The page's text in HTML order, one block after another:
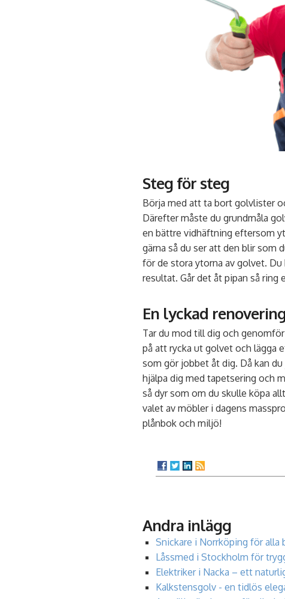
Steg för steg
Börja med att ta bort golvlister
Därefter måste du grundmåla
en bättre vidhäftning eftersom
gärna så du ser att den blir som
för de stora ytorna av golvet.
resultat. Går det åt pipan så ring
En lyckad
Tar du mod till dig och
på att rycka ut golvet och lägga
som gör jobbet åt dig. Då kan
hjälpa dig med tapetsering och
så dyr som om du skulle köpa
valet av möbler i dagens
plånbok och miljö!
Andra inlägg
Snickare i Norrköping för alla
Låssmed i Stockholm för
Elektriker i Nacka – ett
Kalkstensgolv - en tidlös